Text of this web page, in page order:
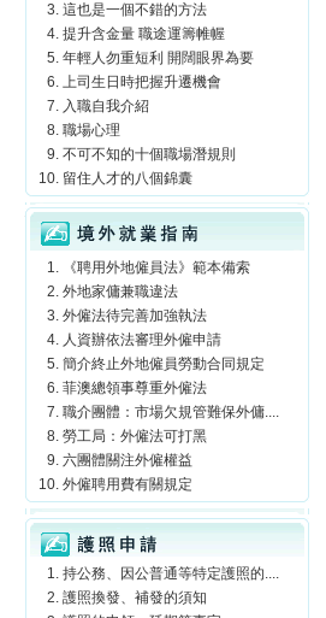
這也是一個不錯的方法
提升含金量 職途運籌帷幄
年輕人勿重短利 開闊眼界為要
上司生日時把握升遷機會
入職自我介紹
職場心理
不可不知的十個職場潛規則
留住人才的八個錦囊
境外就業指南
《聘用外地僱員法》範本備索
外地家傭兼職違法
外僱法待完善加強執法
人資辦依法審理外僱申請
簡介終止外地僱員勞動合同規定
菲澳總領事尊重外僱法
職介團體：市場欠規管難保外傭....
勞工局：外僱法可打黑
六團體關注外僱權益
外僱聘用費有關規定
護照申請
持公務、因公普通等特定護照的....
護照換發、補發的須知